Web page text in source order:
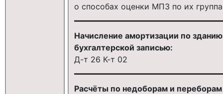
о способах оценки МПЗ по их
Начисление амортизации по
бухгалтерской записью:
Д-т 26 К-т 02
Расчёты по недоборам и